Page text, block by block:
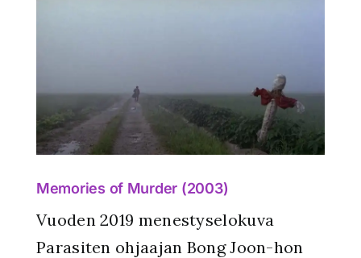
Memories of Murder (2003)
Vuoden 2019 menestyselokuva
Parasiten ohjaajan Bong Joon-hon